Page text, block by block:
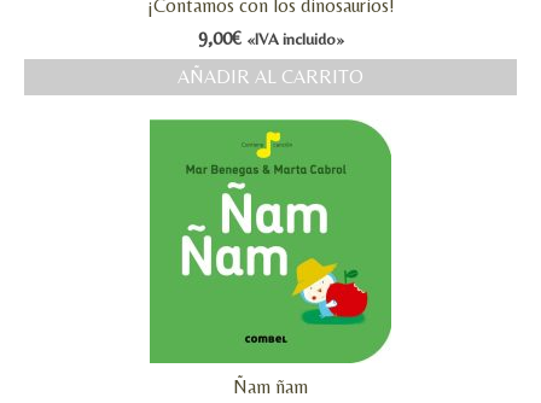
¡Contamos con los dinosaurios!
9,00€ «IVA incluido»
AÑADIR AL CARRITO
Ñam ñam